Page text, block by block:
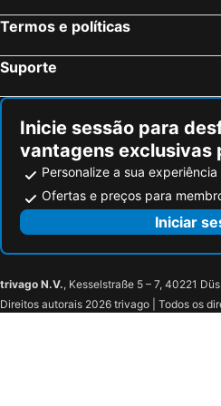
Gleisweiler, bed and breakfasts
Mörlenbach, bed and breakfasts
Termos e políticas
Suporte
Inicie sessão para
vantagens exclusivas
Personalize a sua experiência
Ofertas e preços para
Iniciar
trivago N.V., Kesselstraße 5 – 7, 40221
Direitos autorais 2026 trivago | Todos os